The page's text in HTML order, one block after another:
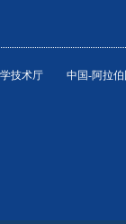
技术厅 中国-阿拉